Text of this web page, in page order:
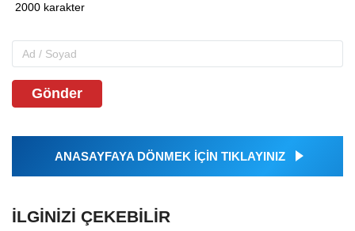
Gönder
ANASAYFAYA DÖNMEK İÇİN TIKLAYINIZ
İLGINIZI ÇEKEBILIR